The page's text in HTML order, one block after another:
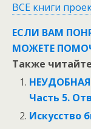
ВСЕ книги
ЕСЛИ ВАМ
МОЖЕТЕ
Также
Часть 5.
Искусство